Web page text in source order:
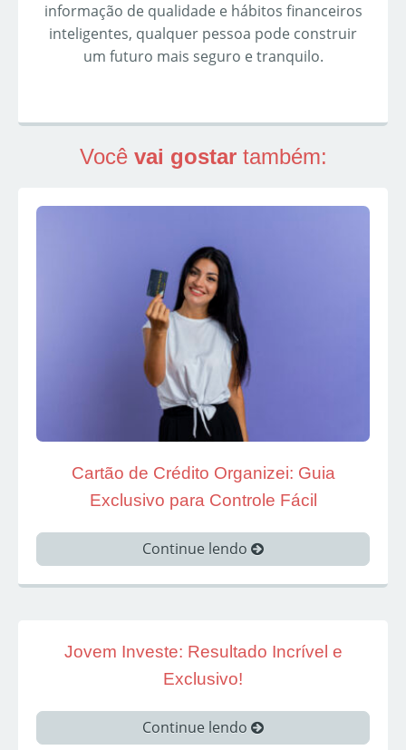
informação de qualidade e hábitos financeiros
inteligentes, qualquer pessoa pode construir
um futuro mais seguro e tranquilo.
Você vai gostartambém:
Cartão de Crédito Organizei: Guia
Exclusivo para Controle Fácil
Continue lendo
Jovem Investe: Resultado Incrível e
Exclusivo!
Continue lendo